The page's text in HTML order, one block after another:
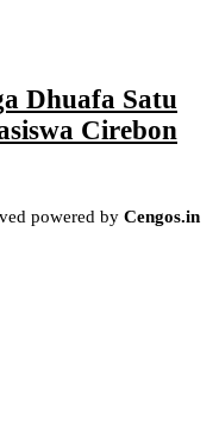
Dhuafa Satu
Cirebon
powered by Cengos.in